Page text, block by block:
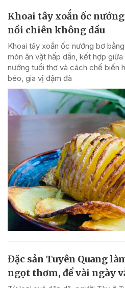
Khoai tây xoắn ốc
nồi chiên không dầu
Khoai tây xoắn ốc nướng bơ
món ăn vặt hấp dẫn, kết hợp
nướng tuổi thơ và cách chế biến
béo, gia vị đậm đà
Đặc sản Tuyên Quang
ngọt thơm, để vài ngày